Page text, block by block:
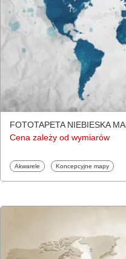
FOTOTAPETA NIEBIESKA
Cena zależy od wymiarów
Fototapety
Akwarele Fototapety
Koncepcyjne mapy